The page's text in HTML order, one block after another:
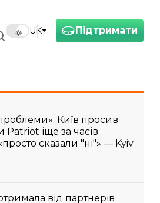
Підтримати
UK
Київ просив
Patriot іще за часів
сказали "ні"» — Kyiv
від партнерів